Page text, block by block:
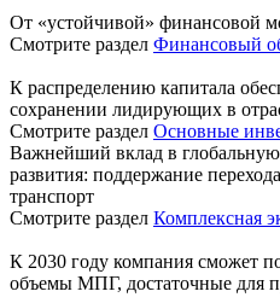
От «устойчивой» финансовой
Смотрите раздел Финансовый
К распределению капитала
сохранении лидирующих в
Смотрите раздел Основные
Важнейший вклад в глобальную
развития: поддержание
транспорт
Смотрите раздел Комплексная
К 2030 году компания сможет
объемы МПГ, достаточные для